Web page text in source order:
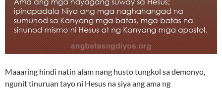
Maaaring hindi natin alam nang husto tungkol sa demonyo,
ngunit tinuruan tayo ni Hesus na siya ang ama ng